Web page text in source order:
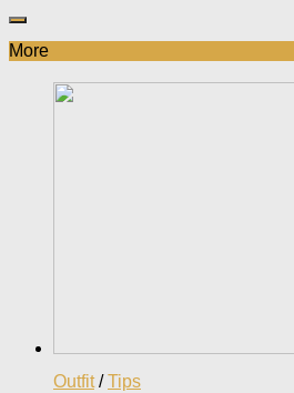
More
Outfit/Tips